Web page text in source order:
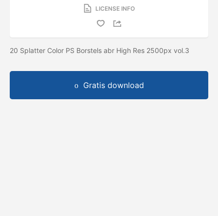
LICENSE INFO
20 Splatter Color PS Borstels abr High Res 2500px vol.3
Gratis download